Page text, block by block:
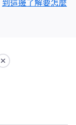
到這邊了解要怎麼